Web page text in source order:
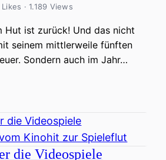
· 1.189 Views
Hut ist zurück! Und das nicht
seinem mittlerweile fünften
Sondern auch im Jahr…
die Videospiele